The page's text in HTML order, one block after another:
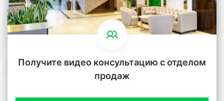
Получите видео консультацию с отделом
продаж